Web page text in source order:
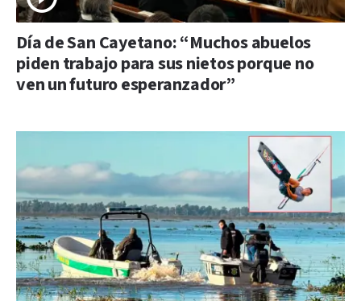
Día de San Cayetano: “Muchos abuelos
piden trabajo para sus nietos porque no
ven un futuro esperanzador”